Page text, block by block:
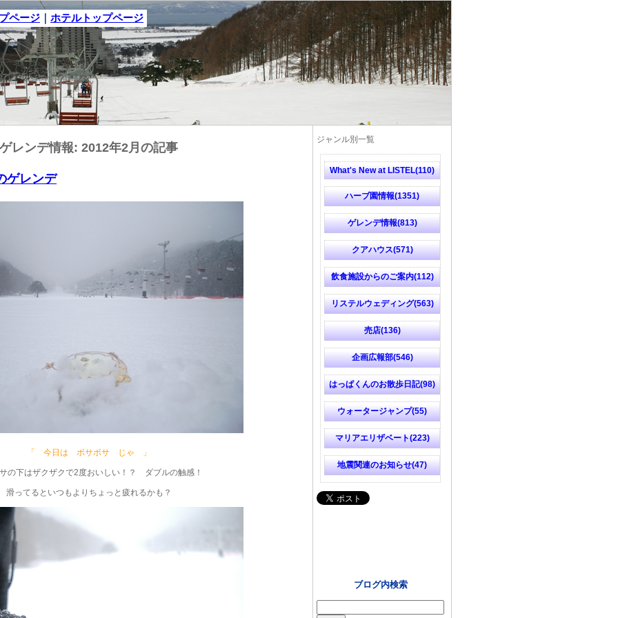
ページ ｜ ホテルトップページ
ジャンル別一覧
What's New at LISTEL(110)
ハーブ園情報(1351)
ゲレンデ情報(813)
クアハウス(571)
飲食施設からのご案内(112)
リステルウェディング(563)
売店(136)
企画広報部(546)
はっぱくんのお散歩日記(98)
ウォータージャンプ(55)
マリアエリザベート(223)
地震関連のお知らせ(47)
ブログ内検索
ゲレンデ情報: 2012年2月の記事
ゲレンデ
「 今日は ボサボサ じゃ 」
の下はザクザクで2度おいしい！？ ダブルの触感！
滑ってるといつもよりちょっと疲れるかも？